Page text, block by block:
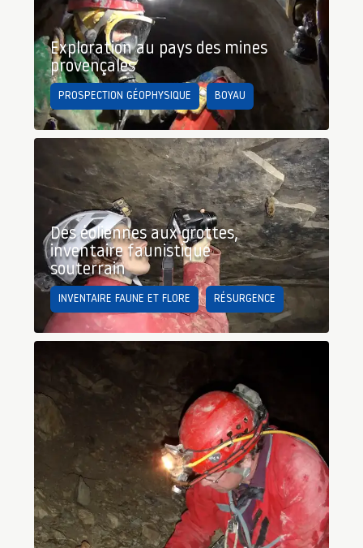
Exploration au pays des mines
provençales
PROSPECTION GÉOPHYSIQUE BOYAU
Des éoliennes aux grottes,
inventaire faunistique
souterrain
INVENTAIRE FAUNE ET FLORE RÉSURGENCE